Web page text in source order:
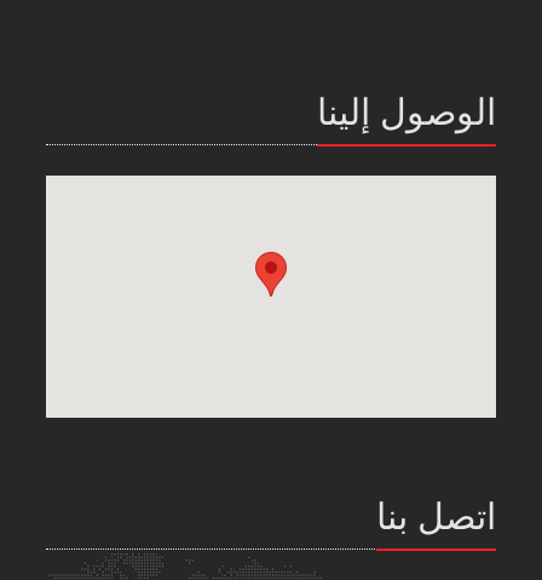
الوصول إلينا
اتصل بنا